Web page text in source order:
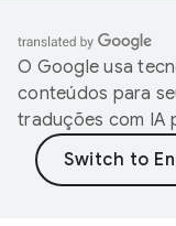
O Google usa
conteúdos para
traduções com IA